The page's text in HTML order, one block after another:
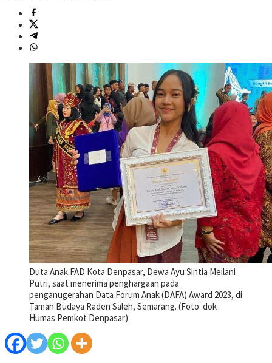
Duta Anak FAD Kota Denpasar, Dewa Ayu Sintia Meilani
Putri, saat menerima penghargaan pada
penganugerahan Data Forum Anak (DAFA) Award 2023, di
Taman Budaya Raden Saleh, Semarang. (Foto: dok
Humas Pemkot Denpasar)